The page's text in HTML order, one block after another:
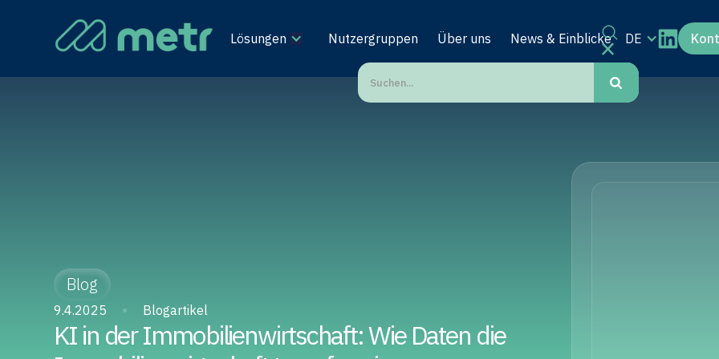
Lösungen Nutzergruppen Über uns News & Einblicke DE
Blog
9.4.2025 Blogartikel
KI in der Immobilienwirtschaft: Wie Daten die